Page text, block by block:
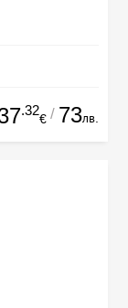
.32
€ / 73лв.